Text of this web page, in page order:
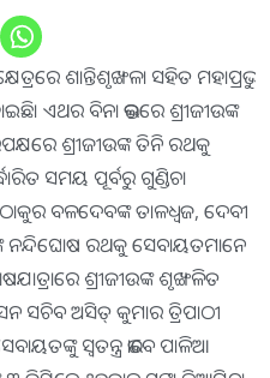
ଶାନ୍ତିଶୃଙ୍ଖଳା ସହିତ ମହାପ୍ରଭୁ
ଏଥର ବିନା ଭକ୍ତରେ ଶ୍ରୀଜୀଉଙ୍କ
ଶ୍ରୀଜୀଉଙ୍କ ତିନି ରଥକୁ
ସମୟ ପୂର୍ବରୁ ଗୁଣ୍ଡିଚା
ବଳଦେବଙ୍କ ତାଳଧ୍ବଜ, ଦେବୀ
ନନ୍ଦିଘୋଷ ରଥକୁ ସେବାୟତମାନେ
ଶ୍ରୀଜୀଉଙ୍କ ଶୃଙ୍ଖଳିତ
ସଚିବ ଅସିତ୍‌ କୁମାର ତ୍ରିପାଠୀ
ସ୍ବତନ୍ତ୍ର ଭାବେ ପାଳିଆ